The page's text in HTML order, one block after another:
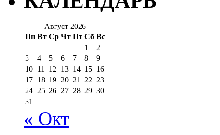
Август 2026
Пн Вт Ср Чт Пт Сб Вс
1
2
3
4 5 6 7 8
9
10 11 12 13 14 15 16
17 18 19 20 21 22 23
24 25 26 27 28 29 30
31
« Окт